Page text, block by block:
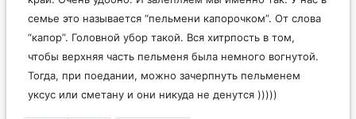
семье это называется “пельмени капорочком”. От слова
“капор”. Головной убор такой. Вся хитрпость в том,
чтобы верхняя часть пельменя была немного вогнутой.
Тогда, при поедании, можно зачерпнуть пельменем
уксус или сметану и они никуда не денутся )))))